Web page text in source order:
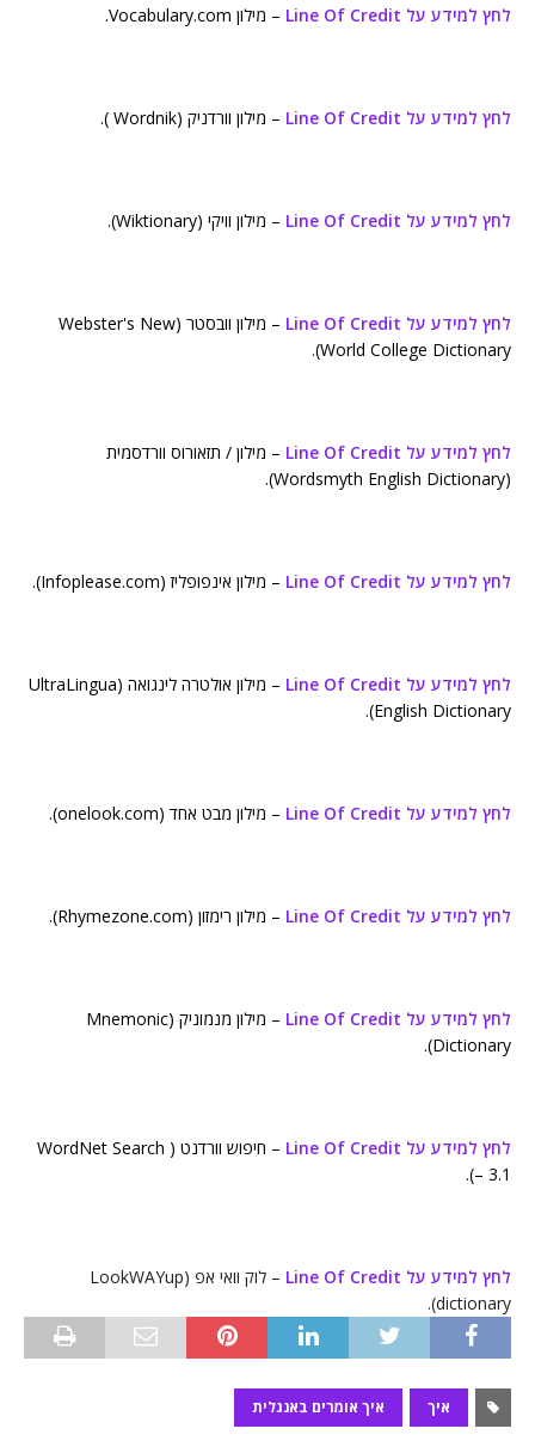
לחץ למידע על Line Of Credit – מילון Vocabulary.com.
לחץ למידע על Line Of Credit – מילון וורדניק (Wordnik ).
לחץ למידע על Line Of Credit – מילון וויקי (Wiktionary).
לחץ למידע על Line Of Credit
– מילון וובסטר (Webster's New
World College Dictionary).
לחץ למידע על Line Of Credit
– מילון / תזאורוס וורדסמית
(Wordsmyth English Dictionary).
לחץ למידע על Line Of Credit – מילון אינפופליז (Infoplease.com).
לחץ למידע על Line Of Credit
– מילון אולטרה לינגואה (UltraLingua
English Dictionary).
לחץ למידע על Line Of Credit – מילון מבט אחד (onelook.com).
לחץ למידע על Line Of Credit – מילון רימזון (Rhymezone.com).
לחץ למידע על Line Of Credit
– מילון מנמוניק (Mnemonic
Dictionary).
לחץ למידע על Line Of Credit
– חיפוש וורדנט ( WordNet Search
– 3.1).
לחץ למידע על Line Of Credit
– לוק וואי אפ (LookWAYup
dictionary).
איך איך אומרים באנגלית